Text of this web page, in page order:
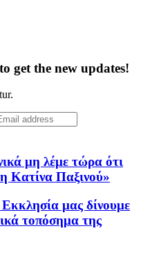
get the new updates!
μη λέμε τώρα ότι
η Κατίνα Παξινού»
μας δίνουμε
τοπόσημα της